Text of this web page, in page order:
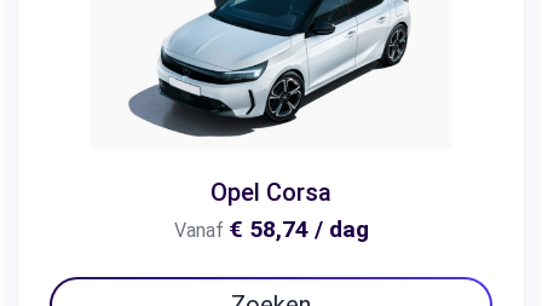
Opel Corsa
Vanaf € 58,74 / dag